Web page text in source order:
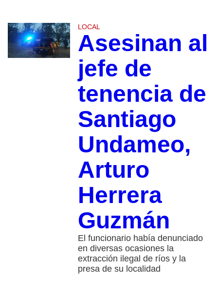
LOCAL
Asesinan al
jefe de
tenencia de
Santiago
Undameo,
Arturo
Herrera
Guzmán
El funcionario había denunciado
en diversas ocasiones la
extracción ilegal de ríos y la
presa de su localidad